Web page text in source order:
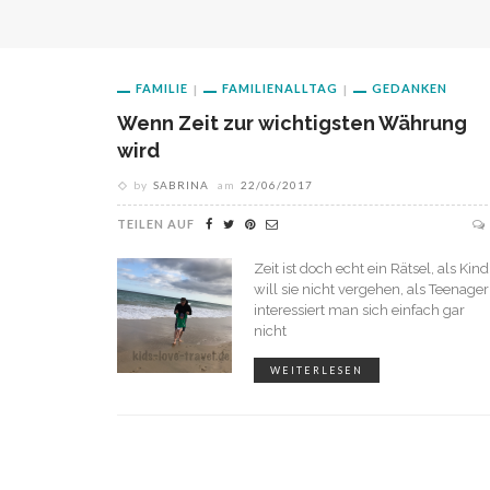
FAMILIE FAMILIENALLTAG GEDANKEN
Wenn Zeit zur wichtigsten Währung
wird
by SABRINA am 22/06/2017
TEILEN AUF
Zeit ist doch echt ein Rätsel, als Kind
will sie nicht vergehen, als Teenager
interessiert man sich einfach gar
nicht
WEITERLESEN